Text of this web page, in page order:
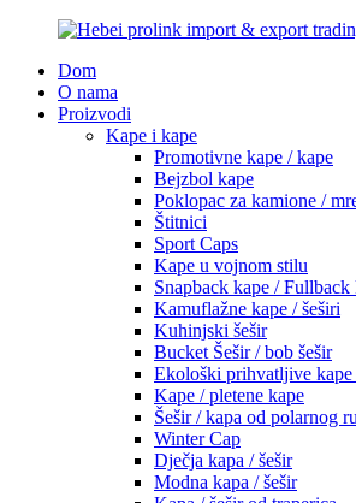
Dom
O nama
Proizvodi
Kape i kape
Promotivne kape / kape
Bejzbol kape
Poklopac za kamione /
Štitnici
Sport Caps
Kape u vojnom stilu
Snapback kape / Fullback
Kamuflažne kape / šeširi
Kuhinjski šešir
Bucket Šešir / bob šešir
Ekološki prihvatljive kape
Kape / pletene kape
Šešir / kapa od polarnog
Winter Cap
Dječja kapa / šešir
Modna kapa / šešir